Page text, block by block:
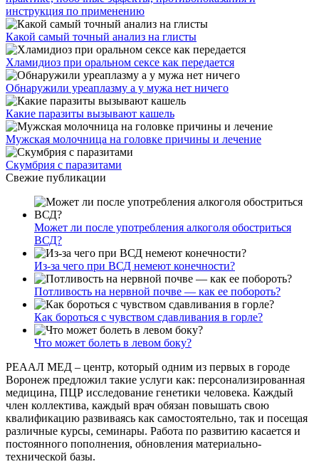
инструкция по применению
Какой самый точный анализ на глисты
Хламидиоз при оральном сексе как передается
Обнаружили уреаплазму а у мужа нет ничего
Какие паразиты вызывают кашель
Мужская молочница на головке причины и лечение
Скумбрия с паразитами
Свежие публикации
Может ли после употребления алкоголя обостриться
ВСД?
Из-за чего при ВСД немеют конечности?
Потливость на нервной почве — как ее побороть?
Как бороться с чувством сдавливания в горле?
Что может болеть в левом боку?
РЕААЛ МЕД – центр, который одним из первых в городе
Воронеж предложил такие услуги как: персонализированная
медицина, ПЦР исследование генетики человека. Каждый
член коллектива, каждый врач обязан повышать свою
квалификацию развиваясь как самостоятельно, так и посещая
различные курсы, семинары. Работа по развитию касается и
постоянного пополнения, обновления материально-
технической базы.